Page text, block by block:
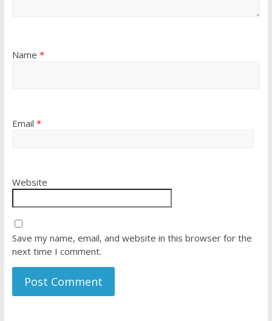
Name *
Email *
Website
Save my name, email, and website in this browser for the
next time I comment.